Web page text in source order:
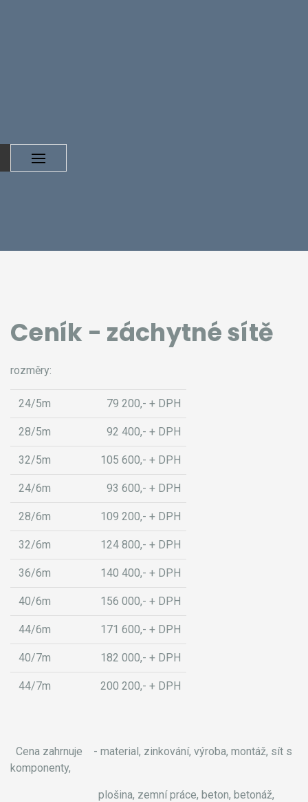
Ceník - záchytné sítě
rozměry:
24/5m 79 200,- + DPH
28/5m 92 400,- + DPH
32/5m 105 600,- + DPH
24/6m 93 600,- + DPH
28/6m 109 200,- + DPH
32/6m 124 800,- + DPH
36/6m 140 400,- + DPH
40/6m 156 000,- + DPH
44/6m 171 600,- + DPH
40/7m 182 000,- + DPH
44/7m 200 200,- + DPH
Cena zahrnuje - material, zinkování, výroba, montáž, sít s
komponenty,
plošina, zemní práce, beton, betonáž,